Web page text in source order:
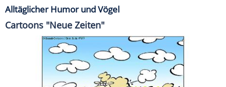
Alltäglicher Humor und Vögel
Cartoons "Neue Zeiten"